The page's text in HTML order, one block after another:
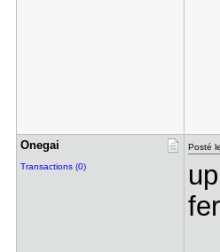
Onegai
Transactions (0)
Posté